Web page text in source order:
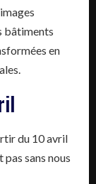
bâtiments
en
du 10 avril
sans nous